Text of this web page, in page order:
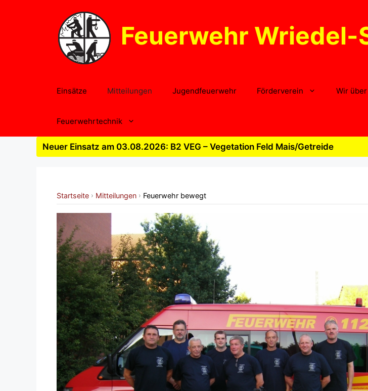
Feuerwehr Wriedel-
Einsätze Mitteilungen Jugendfeuerwehr Förderverein Wir
Feuerwehrtechnik
Neuer Einsatz am 03.08.2026: B2 VEG – Vegetation Feld Mais/Getreide
Startseite › Mitteilungen › Feuerwehr bewegt